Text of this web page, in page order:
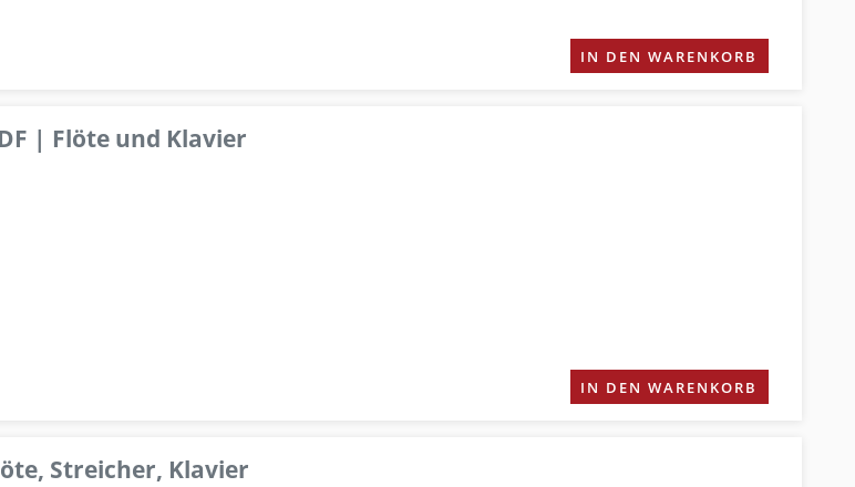
IN DEN WARENKORB
| Flöte und Klavier
IN DEN WARENKORB
Streicher, Klavier